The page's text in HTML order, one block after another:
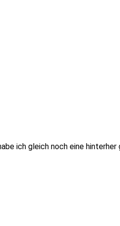
ich gleich noch eine hinterher